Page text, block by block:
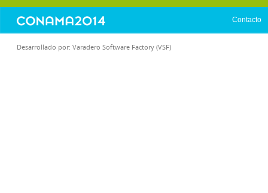
Contacto
Desarrollado por: Varadero Software Factory (VSF)